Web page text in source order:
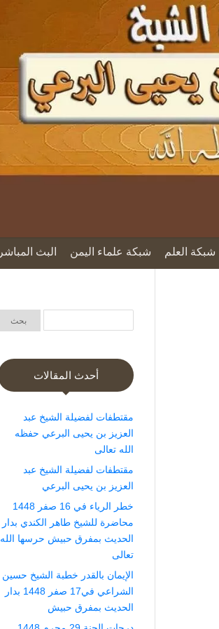
شبكة العلم شبكة علماء اليمن البث المباشر
أحدث المقالات
مقتطفات لفضيلة الشيخ عبد
العزيز بن يحيى البرعي حفظه
الله تعالى
مقتطفات لفضيلة الشيخ عبد
العزيز بن يحيى البرعي
خطر الرياء في 16 صفر 1448
محاضرة للشيخ طاهر الكندي بدار
الحديث بمفرق حبيش حرسها الله
تعالى
الإيمان بالقدر خطبة الشيخ حسين
الشراعي في17 صفر 1448 بدار
الحديث بمفرق حبيش